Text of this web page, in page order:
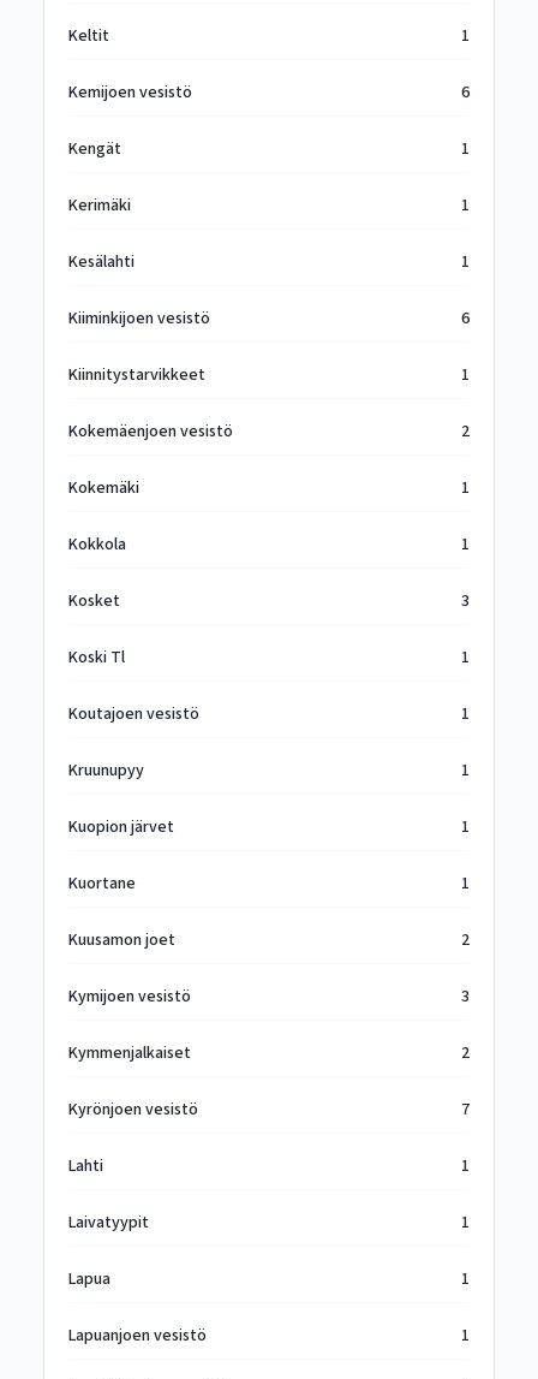
Keltit 1
Kemijoen vesistö 6
Kengät 1
Kerimäki 1
Kesälahti 1
Kiiminkijoen vesistö 6
Kiinnitystarvikkeet 1
Kokemäenjoen vesistö 2
Kokemäki 1
Kokkola 1
Kosket 3
Koski Tl 1
Koutajoen vesistö 1
Kruunupyy 1
Kuopion järvet 1
Kuortane 1
Kuusamon joet 2
Kymijoen vesistö 3
Kymmenjalkaiset 2
Kyrönjoen vesistö 7
Lahti 1
Laivatyypit 1
Lapua 1
Lapuanjoen vesistö 1